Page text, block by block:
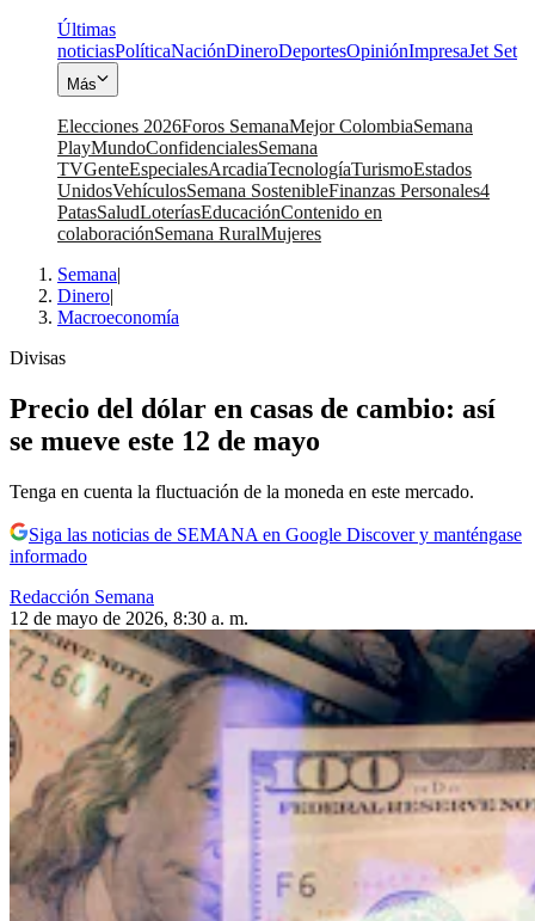
Últimas
noticiasPolíticaNaciónDineroDeportesOpiniónImpresaJet Set
Más
Elecciones 2026Foros SemanaMejor ColombiaSemana
PlayMundoConfidencialesSemana
TVGenteEspecialesArcadiaTecnologíaTurismoEstados
UnidosVehículosSemana SostenibleFinanzas Personales4
PatasSaludLoteríasEducaciónContenido en
colaboraciónSemana RuralMujeres
Semana|
Dinero|
Macroeconomía
Divisas
Precio del dólar en casas de cambio: así
se mueve este 12 de mayo
Tenga en cuenta la fluctuación de la moneda en este mercado.
Siga las noticias de SEMANA en Google Discover y manténgase
informado
Redacción Semana
12 de mayo de 2026, 8:30 a. m.